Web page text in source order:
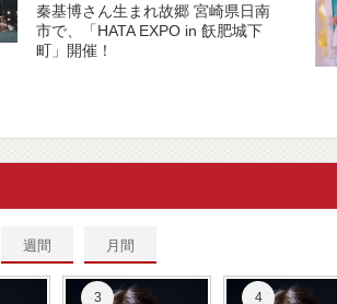
秦基博さん生まれ故郷 宮崎県日南
市で、「HATA EXPO in 飫肥城下
町」開催！
週間 月間